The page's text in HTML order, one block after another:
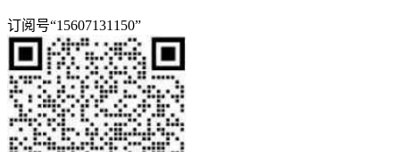
订阅号“15607131150”